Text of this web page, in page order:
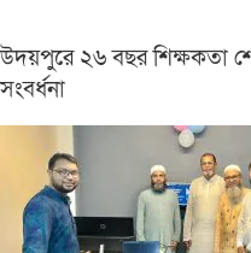
উদয়পুরে ২৬ বছর শিক্ষকতা
সংবর্ধনা